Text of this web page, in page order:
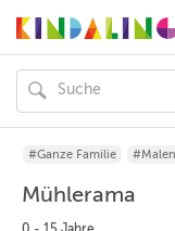
#Ganze Familie
Mühlerama